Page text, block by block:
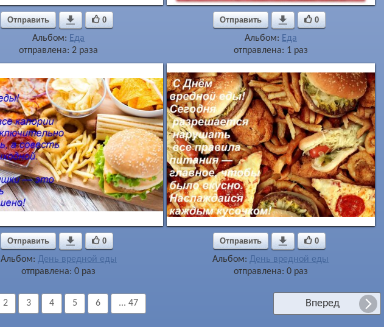
Отправить  0
Альбом: Еда
отправлена: 2 раза
Отправить  0
Альбом: Еда
отправлена: 1 раз
Отправить  0
Альбом: День вредной еды
отправлена: 0 раз
Отправить  0
Альбом:День вредной еды
отправлена: 0 раз
Вперед
2 3 4 5 6 ... 47